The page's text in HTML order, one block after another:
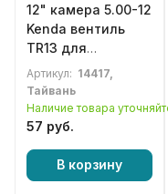
12" камера 5.00-12
Kenda вентиль
TR13 для
сельхозтехники,
прицепа, коляски,
мотоблока
Артикул: 14417,
Тайвань
Наличие товара
57 руб.
В корзину